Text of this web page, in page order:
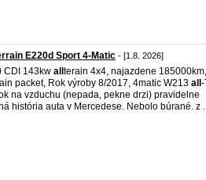
E220d Sport 4-Matic - [1.8. 2026]
CDI 143kw all terain 4x4, najazdene
packet, Rok výroby 8/2017, 4matic W213 all -
na vzduchu (nepada, pekne drzi) pravidelne
história auta v Mercedese. Nebolo búrané. z